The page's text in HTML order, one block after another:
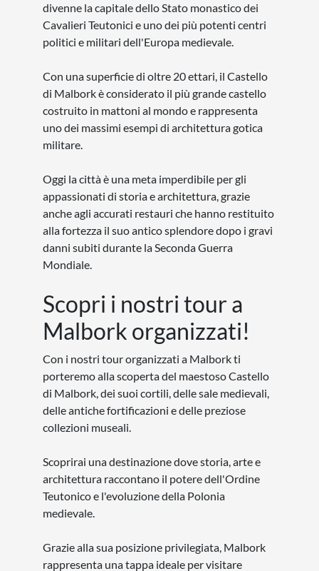
divenne la capitale dello Stato monastico dei
Cavalieri Teutonici e uno dei più potenti centri
politici e militari dell'Europa medievale.
Con una superficie di oltre 20 ettari, il Castello
di Malbork è considerato il più grande castello
costruito in mattoni al mondo e rappresenta
uno dei massimi esempi di architettura gotica
militare.
Oggi la città è una meta imperdibile per gli
appassionati di storia e architettura, grazie
anche agli accurati restauri che hanno restituito
alla fortezza il suo antico splendore dopo i gravi
danni subiti durante la Seconda Guerra
Mondiale.
Scopri i nostri tour a
Malbork organizzati!
Con i nostri tour organizzati a Malbork ti
porteremo alla scoperta del maestoso Castello
di Malbork, dei suoi cortili, delle sale medievali,
delle antiche fortificazioni e delle preziose
collezioni museali.
Scoprirai una destinazione dove storia, arte e
architettura raccontano il potere dell'Ordine
Teutonico e l'evoluzione della Polonia
medievale.
Grazie alla sua posizione privilegiata, Malbork
rappresenta una tappa ideale per visitare